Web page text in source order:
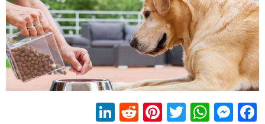
Facebook
Messenger
WhatsApp
Twitter
Pinterest
Reddit